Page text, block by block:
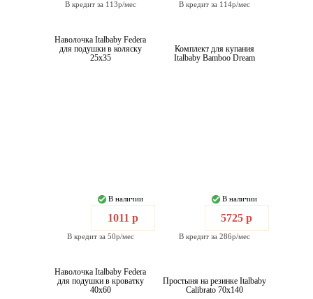
В кредит за 113р/мес В кредит за 114р/мес
Наволочка Italbaby Federa
для подушки в коляску
25x35
В наличии
1011 р
В кредит за 50р/мес
Комплект для купания
Italbaby Bamboo Dream
В наличии
5725 р
В кредит за 286р/мес
Наволочка Italbaby Federa
для подушки в кроватку
40x60
Простыня на резинке Italbaby
Calibrato 70x140